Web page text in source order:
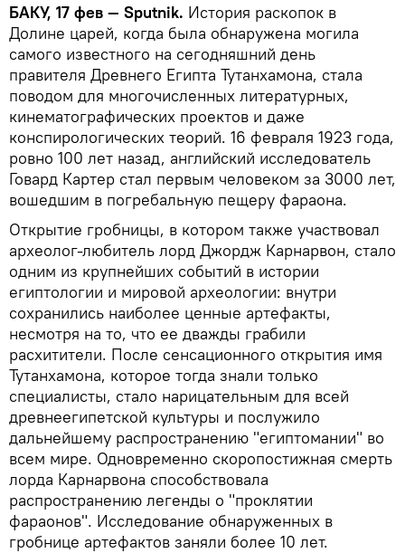
БАКУ, 17 фев — Sputnik. История раскопок в
Долине царей, когда была обнаружена могила
самого известного на сегодняшний день
правителя Древнего Египта Тутанхамона, стала
поводом для многочисленных литературных,
кинематографических проектов и даже
конспирологических теорий. 16 февраля 1923 года,
ровно 100 лет назад, английский исследователь
Говард Картер стал первым человеком за 3000 лет,
вошедшим в погребальную пещеру фараона.
Открытие гробницы, в котором также участвовал
археолог-любитель лорд Джордж Карнарвон, стало
одним из крупнейших событий в истории
египтологии и мировой археологии: внутри
сохранились наиболее ценные артефакты,
несмотря на то, что ее дважды грабили
расхитители. После сенсационного открытия имя
Тутанхамона, которое тогда знали только
специалисты, стало нарицательным для всей
древнеегипетской культуры и послужило
дальнейшему распространению "египтомании" во
всем мире. Одновременно скоропостижная смерть
лорда Карнарвона способствовала
распространению легенды о "проклятии
фараонов". Исследование обнаруженных в
гробнице артефактов заняли более 10 лет.